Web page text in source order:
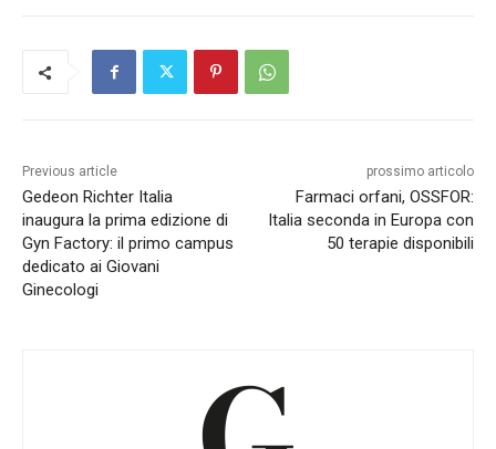
Previous article
Gedeon Richter Italia
inaugura la prima edizione di
Gyn Factory: il primo campus
dedicato ai Giovani
Ginecologi
prossimo articolo
Farmaci orfani, OSSFOR:
Italia seconda in Europa con
50 terapie disponibili